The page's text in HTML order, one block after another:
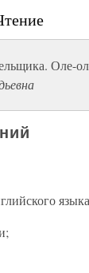
Оле-